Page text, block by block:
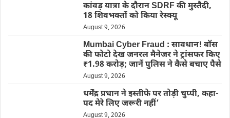
कांवड़ यात्रा के दौरान SDRF की मुस्तैदी,
18 शिवभक्तों को किया रेस्क्यू
August 9, 2026
Mumbai Cyber Fraud : सावधान! बॉस
की फोटो देख जनरल मैनेजर ने ट्रांसफर किए
₹1.98 करोड़; जानें पुलिस ने कैसे बचाए पैसे
August 9, 2026
धर्मेंद्र प्रधान ने इस्तीफे पर तोड़ी चुप्पी, कहा-
पद मेरे लिए जरूरी नहीं’
August 9, 2026